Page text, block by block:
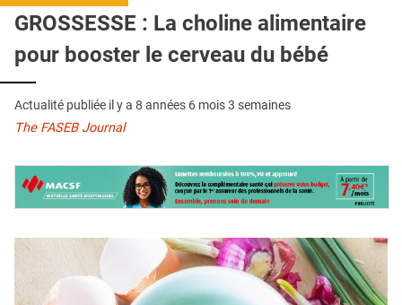
CONTACT
GROSSESSE : La choline alimentaire
pour booster le cerveau du bébé
Actualité publiée il y a 8 années 6 mois 3 semaines
The FASEB Journal